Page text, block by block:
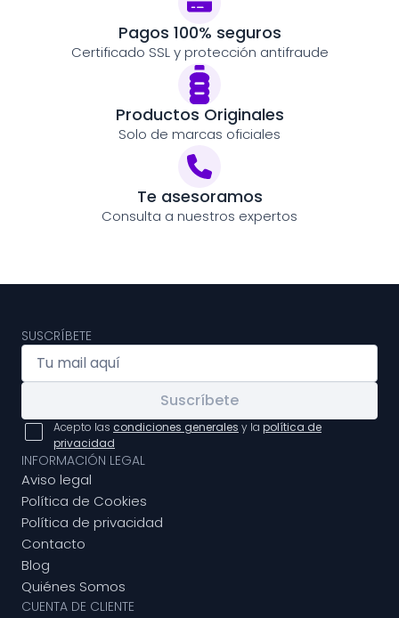
Pagos 100% seguros
Certificado SSL y protección antifraude
Productos Originales
Solo de marcas oficiales
Te asesoramos
Consulta a nuestros expertos
SUSCRÍBETE
Suscríbete
Acepto las condiciones generales y la política de
privacidad
INFORMACIÓN LEGAL
Aviso legal
Política de Cookies
Política de privacidad
Contacto
Blog
Quiénes Somos
CUENTA DE CLIENTE